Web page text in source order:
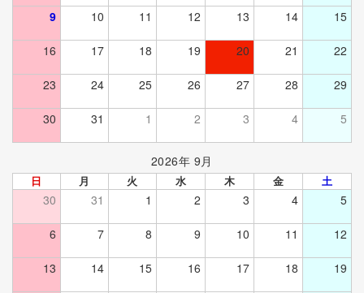
9 10 11 12 13 14 15
16 17 18 19 20 21 22
23 24 25 26 27 28 29
30 31 1 2 3 4 5
2026年 9月
日 月 火 水 木 金 土
30 31 1 2 3 4 5
6 7 8 9 10 11 12
13 14 15 16 17 18 19